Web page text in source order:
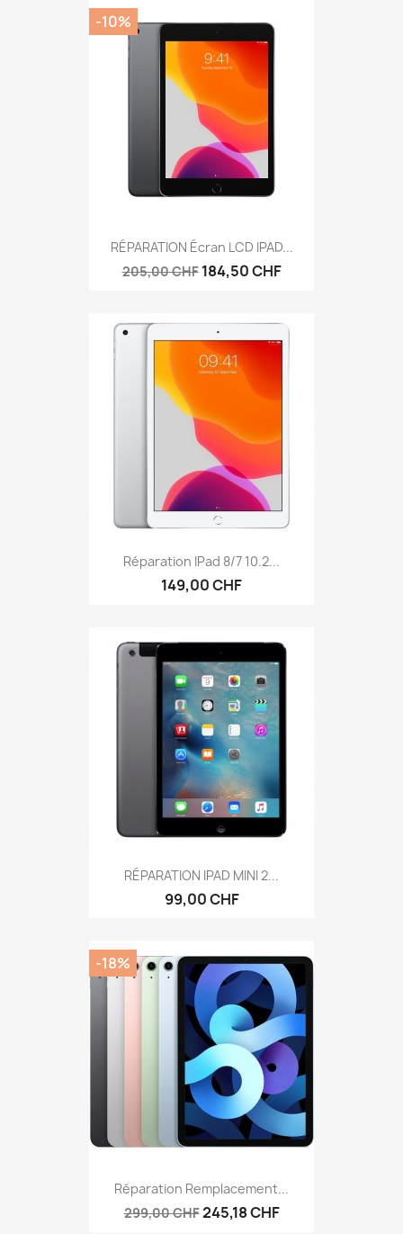
RÉPARATION Écran LCD IPAD...
205,00 CHF 184,50 CHF
-10%
Réparation IPad 8/7 10.2...
149,00 CHF
RÉPARATION IPAD MINI 2...
99,00 CHF
Réparation Remplacement...
299,00 CHF245,18 CHF
-18%